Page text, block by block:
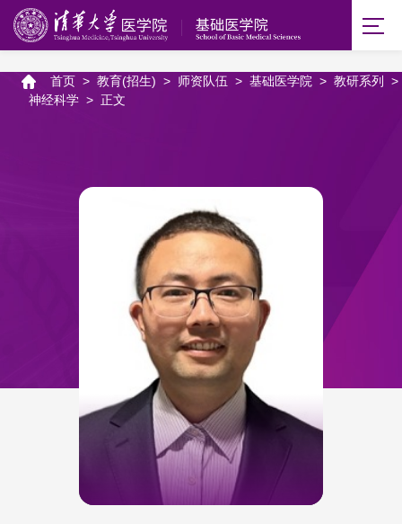
首页 > 教育(招生) > 师资队伍 > 基础医学院 > 教研系列
>
神经科学 > 正文